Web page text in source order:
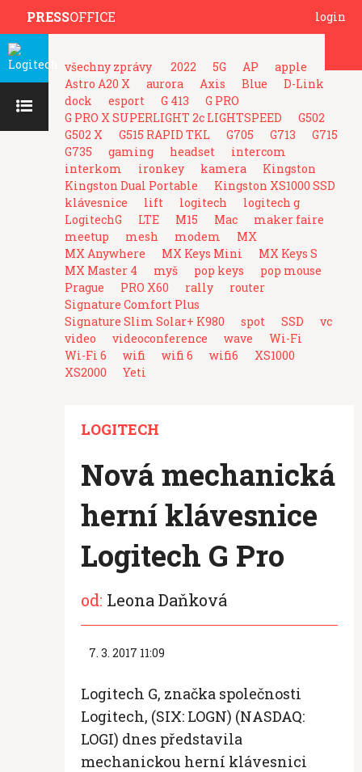
PRESSOFFICE login
všechny zprávy 2022 5G AP
apple
Astro A20 X
aurora Axis Blue
D-Link
dock
esport G 413
G PRO
G PRO X SUPERLIGHT 2c LIGHTSPEED
G502
G502 X
G515 RAPID TKL G705 G713
G715
G735
gaming headset
intercom
interkom
ironkey kamera
Kingston
Kingston Dual Portable
Kingston XS1000 SSD
klávesnice
lift logitech
logitech g
LogitechG
LTE M15 Mac
maker faire
meetup
mesh modem
MX
MX Anywhere
MX Keys Mini
MX Keys S
MX Master 4
myš pop keys
pop mouse
Prague
PRO X60 rally
router
Signature Comfort Plus
Signature Slim Solar+ K980
spot SSD
vc
video
videoconference wave
Wi-Fi
Wi-Fi 6
wifi wifi 6 wifi6
XS1000
XS2000
Yeti
LOGITECH
Nová mechanická
herní klávesnice
Logitech G Pro
od: Leona Daňková
7. 3. 2017 11:09
Logitech G, značka společnosti
Logitech, (SIX: LOGN) (NASDAQ:
LOGI) dnes představila
mechanickou herní klávesnici